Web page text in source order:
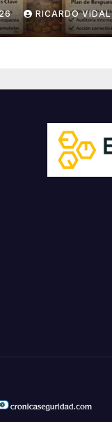
RICARDO VIDAL